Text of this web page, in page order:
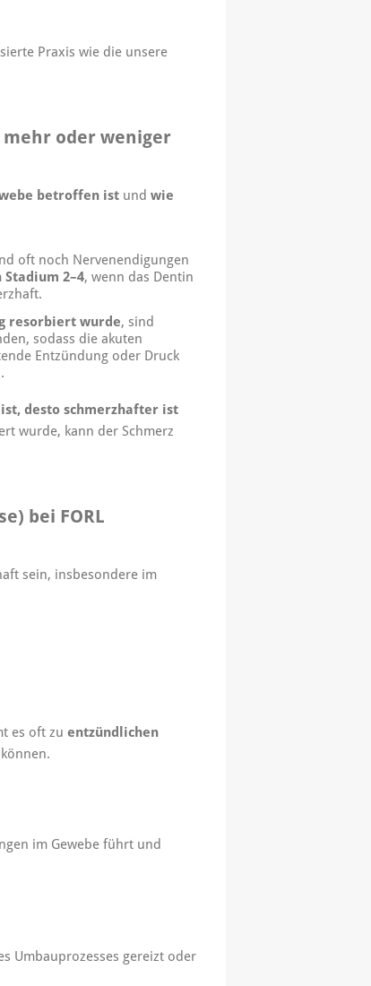
Praxis wie die unsere
mehr oder weniger
betroffen ist undwie
oft noch Nervenendigungen
Stadium 2–4, wenn das Dentin
resorbiert wurde, sind
sodass die akuten
Entzündung oder Druck
desto schmerzhafter ist
wurde, kann der Schmerz
bei FORL
sein, insbesondere im
es oft zuentzündlichen
im Gewebe führt und
Umbauprozesses gereizt oder